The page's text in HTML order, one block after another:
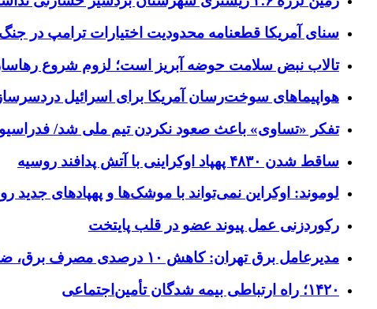
سنای آمریکا قطعنامه محدودیت اختیارات ترامپ در جنگ
تالاب نبض سلامت حوضه آبریز است؛ لزوم شروع
هواپیماهای سوخت‌رسان آمریکا برای اسرائیل
تفکر «تساوی» باعث صعود نکردن تیم ملی شد/
ساقط شدن ۴۸۳۰ پهپاد اوکراینی با آتش پدافند روسیه
لوموند: اوکراین نمی‌تواند با موشک‌ها و پهپادهای جدید
رکوردزنی عمل پیوند عضو در قلب پایتخت
مدیرعامل برق تهران: کاهش ۱۰ درصدی مصرف برق، ضامن پایداری شبکه است
۱۴۲۰؛ راه ارتباطی بیمه شدگان تأمین‌اجتماعی